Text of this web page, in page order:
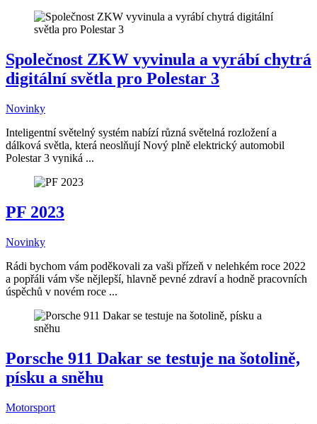
Společnost ZKW vyvinula a vyrábí chytrá
digitální světla pro Polestar 3
Novinky
Inteligentní světelný systém nabízí různá světelná rozložení a
dálková světla, která neoslňují Nový plně elektrický automobil
Polestar 3 vyniká ...
PF 2023
Novinky
Rádi bychom vám poděkovali za vaši přízeň v nelehkém roce 2022
a popřáli vám vše nějlepší, hlavně pevné zdraví a hodně pracovních
úspěchů v novém roce ...
Porsche 911 Dakar se testuje na šotolině,
písku a sněhu
Motorsport